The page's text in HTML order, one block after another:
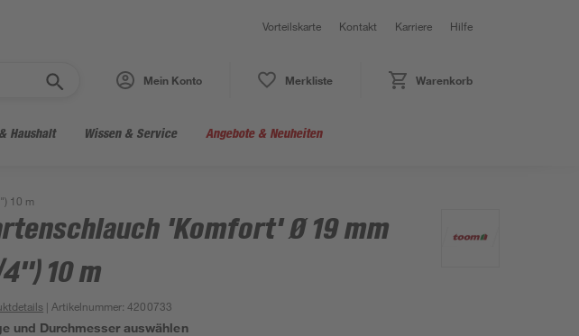
Vorteilskarte Kontakt Karriere Hilfe
Mein Konto Merkliste Warenkorb
Haushalt Wissen & Service Angebote & Neuheiten
10 m
'Komfort' Ø 19 mm
10 m
| Artikelnummer:4200733
und Durchmesser auswählen